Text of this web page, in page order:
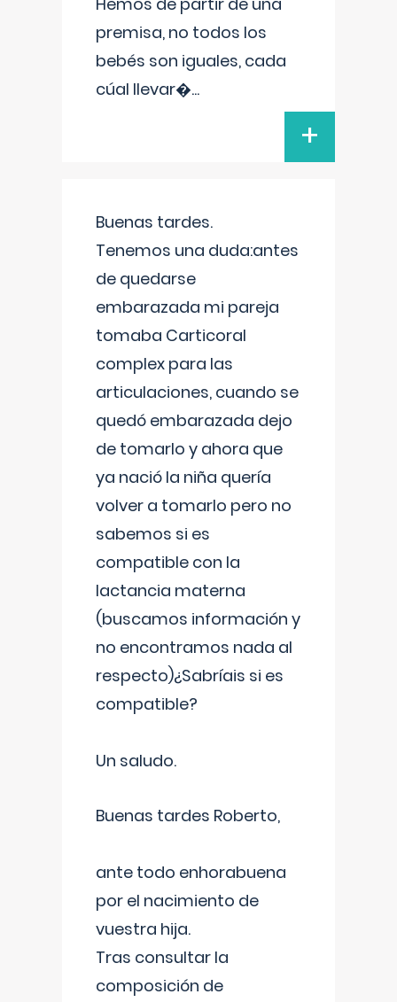
premisa, no todos los
bebés son iguales, cada
cúal llevar�...
+
Buenas tardes.
Tenemos una duda:antes
de quedarse
embarazada mi pareja
tomaba Carticoral
complex para las
articulaciones, cuando se
quedó embarazada dejo
de tomarlo y ahora que
ya nació la niña quería
volver a tomarlo pero no
sabemos si es
compatible con la
lactancia materna
(buscamos información y
no encontramos nada al
respecto)¿Sabríais si es
compatible?
Un saludo.
Buenas tardes Roberto,
ante todo enhorabuena
por el nacimiento de
vuestra hija.
Tras consultar la
composición de